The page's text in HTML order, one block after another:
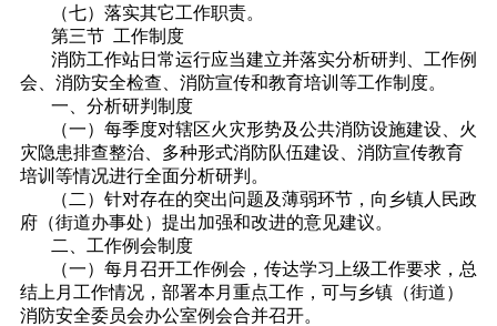
（七）落实其它工作职责。
第三节 工作制度
消防工作站日常运行应当建立并落实分析研判、工作例
会、消防安全检查、消防宣传和教育培训等工作制度。
一、分析研判制度
（一）每季度对辖区火灾形势及公共消防设施建设、火
灾隐患排查整治、多种形式消防队伍建设、消防宣传教育
培训等情况进行全面分析研判。
（二）针对存在的突出问题及薄弱环节，向乡镇人民政
府（街道办事处）提出加强和改进的意见建议。
二、工作例会制度
（一）每月召开工作例会，传达学习上级工作要求，总
结上月工作情况，部署本月重点工作，可与乡镇（街道）
消防安全委员会办公室例会合并召开。